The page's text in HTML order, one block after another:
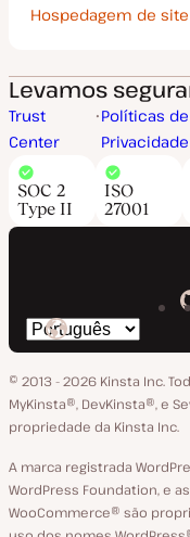
Hospedagem de
Levamos
Trust
Center
Políticas de
Privacidade
SOC 2
Type II
ISO
27001
Trocar
o
idioma
© 2013 - 2026 Kinsta Inc.
MyKinsta®‚ DevKinsta®‚ e
propriedade da Kinsta Inc.
A marca registrada
WordPress Foundation, e
WooCommerce® são